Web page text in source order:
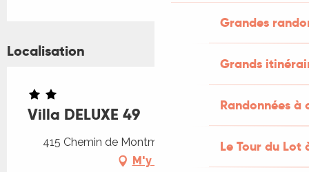
Grandes
Grands
Randonnées
Le Tour du Lot
Localisation
Villa DELUXE 49
415 Chemin de Montmarsis, 46300 Gourdon
M'y rendre